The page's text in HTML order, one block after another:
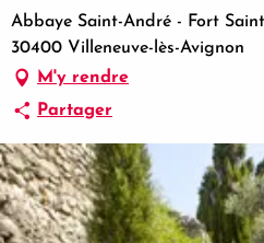
Abbaye Saint-André - Fort
30400 Villeneuve-lès-Avignon
M'y rendre
Partager